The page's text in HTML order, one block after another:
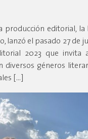
editorial, la
lanzó el pasado 27 de
2023 que invita
diversos géneros
[…]